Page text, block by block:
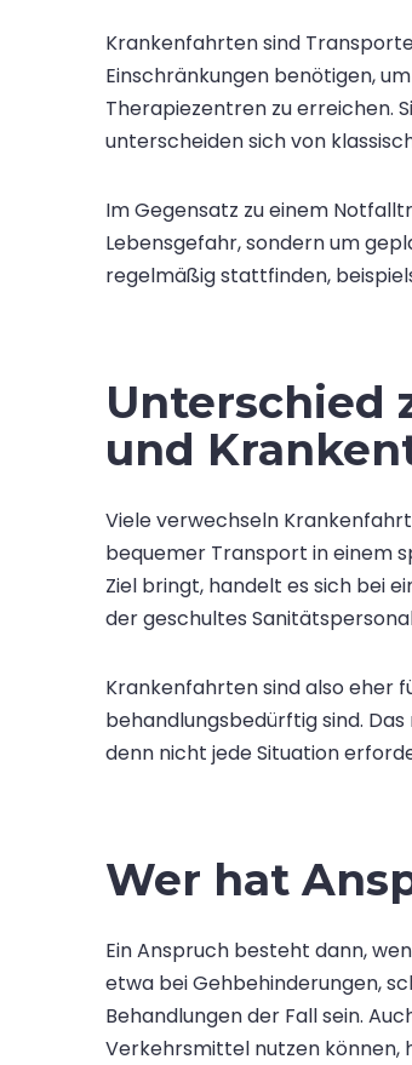
Krankenfahrten sind
Einschränkungen benötigen,
Therapiezentren zu erreichen.
unterscheiden sich von
Im Gegensatz zu einem
Lebensgefahr, sondern um
regelmäßig stattfinden,
Unterschied
und
Viele verwechseln
bequemer Transport in einem
Ziel bringt, handelt es sich bei
der geschultes
Krankenfahrten sind also eher
behandlungsbedürftig sind.
denn nicht jede Situation
Wer hat
Ein Anspruch besteht dann,
etwa bei Gehbehinderungen,
Behandlungen der Fall sein.
Verkehrsmittel nutzen können,